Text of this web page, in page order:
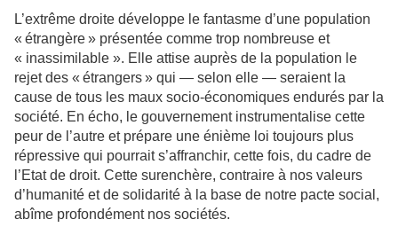
L’extrême droite développe le fantasme d’une population
« étrangère » présentée comme trop nombreuse et
« inassimilable ». Elle attise auprès de la population le
rejet des « étrangers » qui — selon elle — seraient la
cause de tous les maux socio-économiques endurés par la
société. En écho, le gouvernement instrumentalise cette
peur de l’autre et prépare une énième loi toujours plus
répressive qui pourrait s’affranchir, cette fois, du cadre de
l’Etat de droit. Cette surenchère, contraire à nos valeurs
d’humanité et de solidarité à la base de notre pacte social,
abîme profondément nos sociétés.